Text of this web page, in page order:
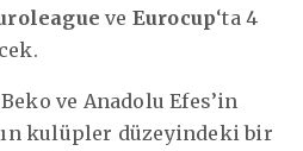
ve Eurocup‘ta 4
ve Anadolu Efes’in
kulüpler düzeyindeki bir